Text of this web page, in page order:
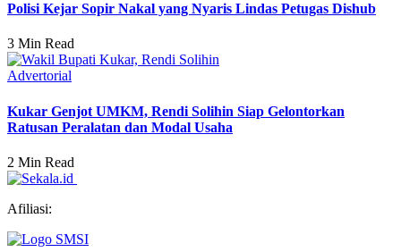
Polisi Kejar Sopir Nakal yang Nyaris Lindas Petugas Dishub
3 Min Read
Advertorial
Kukar Genjot UMKM, Rendi Solihin Siap Gelontorkan
Ratusan Peralatan dan Modal Usaha
2 Min Read
Afiliasi: